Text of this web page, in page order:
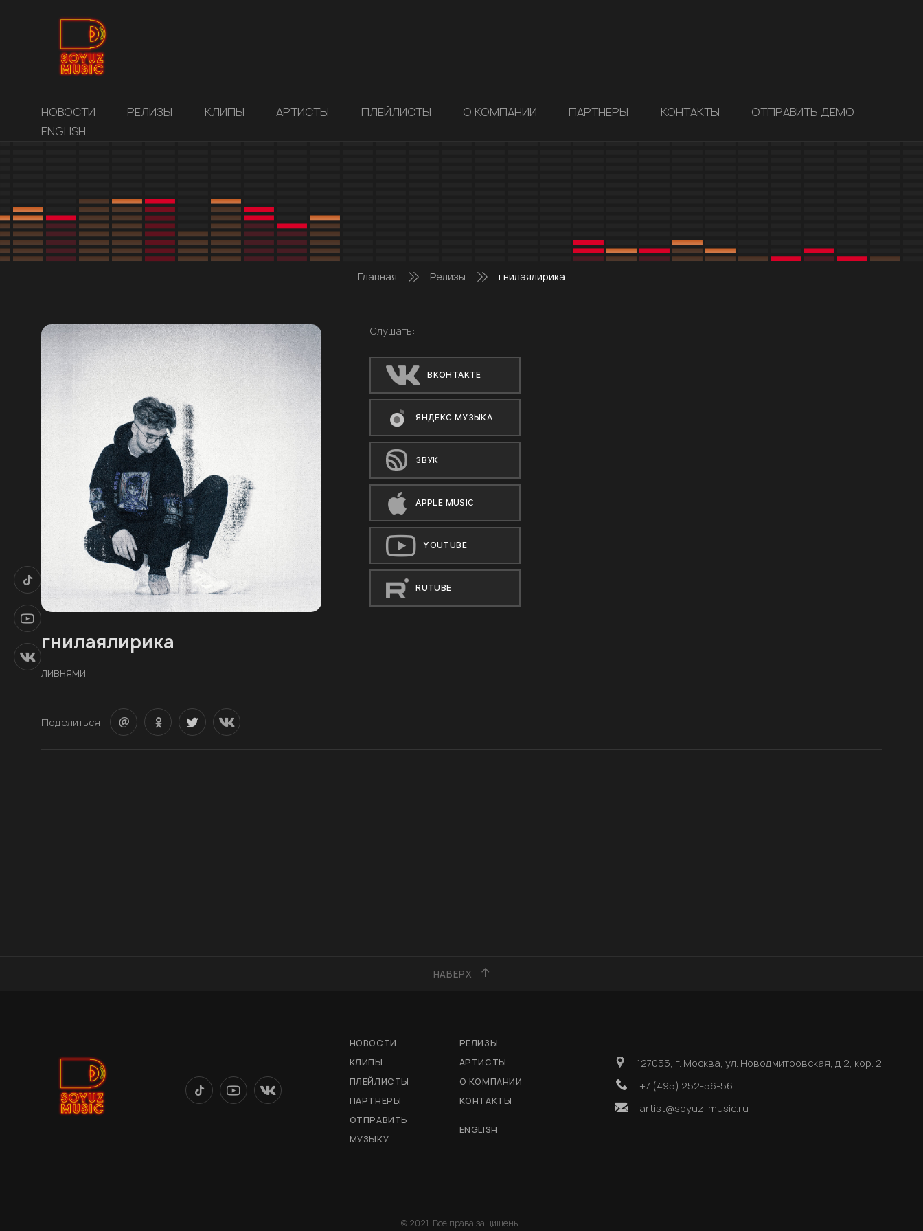
НОВОСТИ РЕЛИЗЫ КЛИПЫ АРТИСТЫ ПЛЕЙЛИСТЫ О КОМПАНИИ ПАРТНЕРЫ КОНТАКТЫ
ОТПРАВИТЬ ДЕМО
ENGLISH
Главная Релизы гнилаялирика
Слушать:
ВКОНТАКТЕ
ЯНДЕКС МУЗЫКА
ЗВУК
APPLE MUSIC
YOUTUBE
RUTUBE
гнилаялирика
ливнями
Поделиться:
НАВЕРХ
НОВОСТИ
РЕЛИЗЫ
КЛИПЫ
АРТИСТЫ
ПЛЕЙЛИСТЫ
О КОМПАНИИ
ПАРТНЕРЫ
КОНТАКТЫ
ОТПРАВИТЬ
МУЗЫКУ
ENGLISH
127055, г. Москва, ул. Новодмитровская, д 2, кор. 2
+7 (495) 252-56-56
artist@soyuz-music.ru
© 2021. Все права защищены.